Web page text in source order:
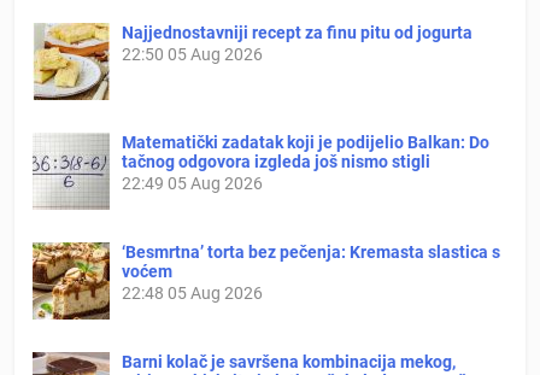
Najjednostavniji recept za finu pitu od jogurta
22:50 05 Aug 2026
Matematički zadatak koji je podijelio Balkan: Do
tačnog odgovora izgleda još nismo stigli
22:49 05 Aug 2026
‘Besmrtna’ torta bez pečenja: Kremasta slastica s
voćem
22:48 05 Aug 2026
Barni kolač je savršena kombinacija mekog,